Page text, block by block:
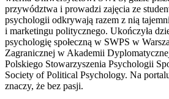
przywództwa i prowadzi zajęcia ze
psychologii odkrywają razem z nią
i marketingu politycznego. Ukończyła
psychologię społeczną w SWPS w
Zagranicznej w Akademii
Polskiego Stowarzyszenia Psychologii
Society of Political Psychology. Na
znaczy, że bez pasji.